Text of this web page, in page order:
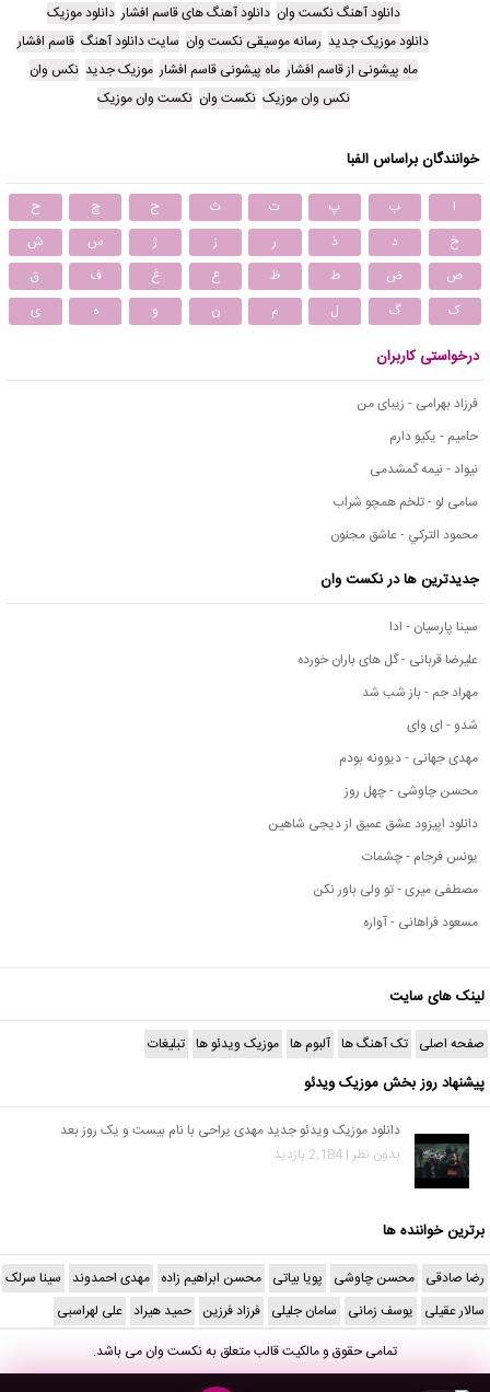
دانلود آهنگ نکست وان دانلود آهنگ های قاسم افشار دانلود موزیک
دانلود موزیک جدید رسانه موسیقی نکست وان سایت دانلود آهنگ قاسم افشار
ماه پیشونی از قاسم افشار ماه پیشونی قاسم افشار موزیک جدید نکس وان
نکس وان موزیک نکست وان نکست وان موزیک
خوانندگان براساس الفبا
ا ب پ ت ث ج چ
ح
خ
د ذ ر ز ژ س
ش
ص
ض ط ظ ع غ ف
ق
ک
گ ل م ن و ه ی
درخواستی کاربران
فرزاد بهرامی - زیبای من
حامیم - یکیو دارم
نیواد - نیمه گمشدمی
سامی لو - تلخم همچو شراب
محمود التركي - عاشق مجنون
جدیدترین ها در نکست وان
سینا پارسیان - ادا
علیرضا قربانی - گل های باران خورده
مهراد جم - باز شب شد
شدو - ای وای
مهدی جهانی - دیوونه بودم
محسن چاوشی - چهل روز
دانلود اپیزود عشق عمیق از دیجی شاهین
یونس فرجام - چشمات
مصطفی میری - تو ولی باور نکن
مسعود فراهانی - آواره
لینک های سایت
صفحه اصلی تک آهنگ ها آلبوم ها موزیک ویدئو ها تبلیغات
پیشنهاد روز بخش موزیک ویدئو
دانلود موزیک ویدئو جدید مهدی یراحی با نام بیست و یک روز بعد
بدون نظر | 2,184 بازدید
برترین خواننده ها
رضا صادقی محسن چاوشی پویا بیاتی محسن ابراهیم زاده مهدی احمدوند سینا سرلک
سالار عقیلی یوسف زمانی سامان جلیلی فرزاد فرزین حمید هیراد علی لهراسبی
تمامی حقوق و مالکیت قالب متعلق بهنکست وانمی باشد.